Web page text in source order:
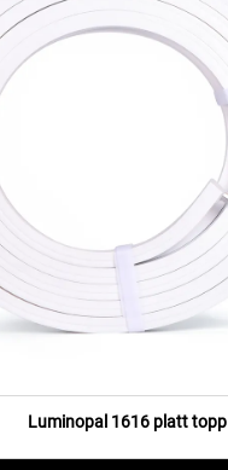
Luminopal 1616 platt topp